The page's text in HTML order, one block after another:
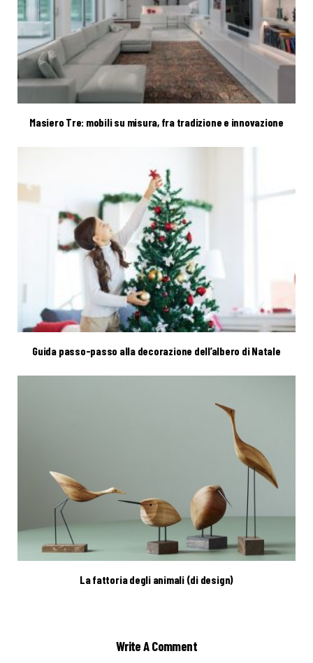
Masiero Tre: mobili su misura, fra tradizione e innovazione
Guida passo-passo alla decorazione dell’albero di Natale
La fattoria degli animali (di design)
Write A Comment